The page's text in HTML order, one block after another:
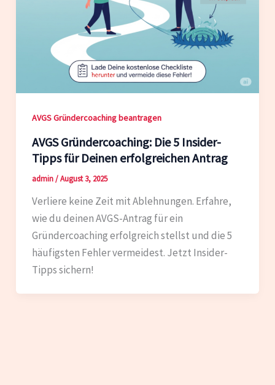
AVGS Gründercoaching beantragen
AVGS Gründercoaching: Die 5 Insider-
Tipps für Deinen erfolgreichen Antrag
admin/August 3, 2025
Verliere keine Zeit mit Ablehnungen. Erfahre,
wie du deinen AVGS-Antrag für ein
Gründercoaching erfolgreich stellst und die 5
häufigsten Fehler vermeidest. Jetzt Insider-
Tipps sichern!